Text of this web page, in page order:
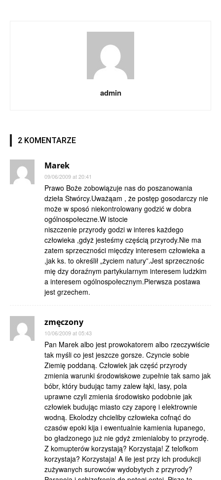
admin
2 KOMENTARZE
Marek
09/06/2009 at 20:41
Prawo Boże zobowiązuje nas do poszanowania
dzieła Stwórcy.Uważąam , że postęp gosodarczy nie
może w sposó niekontrolowany godzić w dobra
ogólnospołeczne.W istocie
niszczenie przyrody godzi w interes każdego
człowieka ,gdyż jesteśmy częścią przyrody.Nie ma
zatem sprzeczności mięcdzy interesem człowieka a
,jak ks. to określił „życiem natury”.Jest sprzecznośc
mię dzy doraźnym partykularnym interesem ludzkim
a interesem ogólnospołecznym.Pierwsza postawa
jest grzechem.
zmęczony
10/06/2009 at 05:43
Pan Marek albo jest prowokatorem albo rzeczywiście
tak myśli co jest jeszcze gorsze. Czyncie sobie
Ziemię poddaną. Człowiek jak część przyrody
zmienia warunki środowiskowe zupełnie tak samo jak
bóbr, który budując tamy zalew łąki, lasy, pola
uprawne czyli zmienia środowisko podobnie jak
człowiek budując miasto czy zaporę i elektrownie
wodną. Ekolodzy chcieliby człowieka cofnąć do
czasów epoki kija i ewentualnie kamienia łupanego,
bo gładzonego już nie gdyż zmienialoby to przyrodę.
Z komupterów korzystają? Korzystaja! Z telofkom
korzystaja? Korzystaja! A ile jest przy ich produkcji
zużywanych surowców wydobytych z przyrody?